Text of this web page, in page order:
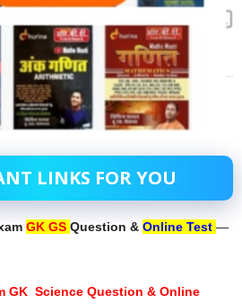
LINKS FOR YOU
GK GS Question & Online Test —
GK Science Question & Online